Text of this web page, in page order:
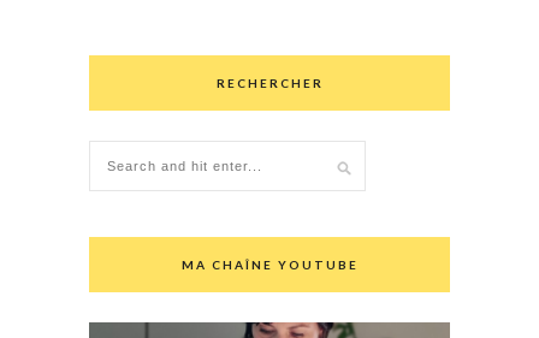
RECHERCHER
MA CHAÎNE YOUTUBE